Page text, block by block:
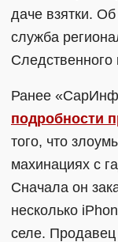
даче взятки.
служба
Следственного
Ранее
подробности
того, что
махинациях с
Сначала он
несколько
селе.